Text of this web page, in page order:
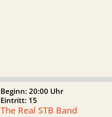
Beginn: 20:00 Uhr
Eintritt: 15
The Real STB Band